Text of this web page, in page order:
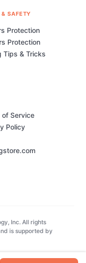
& SAFETY
Protection
Protection
Tips & Tricks
of Service
Policy
Inc. All rights
is supported by